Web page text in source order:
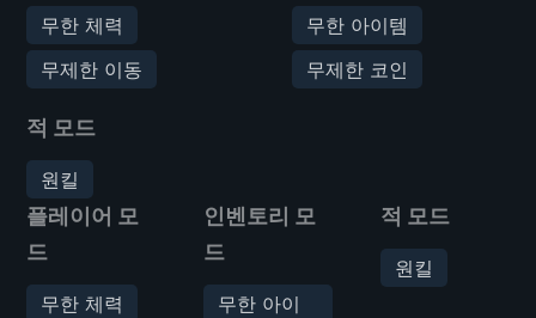
무한 체력
무제한 이동
적 모드
원킬
무한 아이템
무제한 코인
플레이어 모
드
무한 체력
인벤토리 모
드
무한 아이
적 모드
원킬